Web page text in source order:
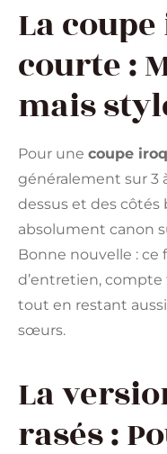
La
courte :
mais
Pour une coupe
généralement sur 3
dessus et des côtés
absolument canon
Bonne nouvelle :
d’entretien,
tout en restant
sœurs.
La
rasés :